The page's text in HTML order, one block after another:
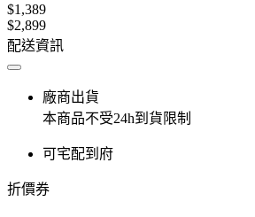
$1,389
$2,899
配送資訊
廠商出貨
本商品不受24h到貨限制
可宅配到府
折價券